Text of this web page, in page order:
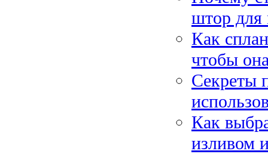
штор для
Как
чтобы
Секреты
Как
изливом